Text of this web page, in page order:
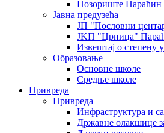
Позориште
Јавна предузећа
ЈП "Пословни
ЈKП "Црница"
Извештај о степену
Образовање
Основне школе
Средње школе
Привреда
Привреда
Инфраструктура и
Државне олакшице